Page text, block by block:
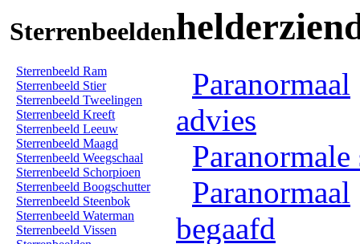
Sterrenbeelden
Sterrenbeeld Ram
Sterrenbeeld Stier
Sterrenbeeld Tweelingen
Sterrenbeeld Kreeft
Sterrenbeeld Leeuw
Sterrenbeeld Maagd
Sterrenbeeld Weegschaal
Sterrenbeeld Schorpioen
Sterrenbeeld Boogschutter
Sterrenbeeld Steenbok
Sterrenbeeld Waterman
Sterrenbeeld Vissen
Paranormaal
advies
Paranormale
Paranormaal
begaafd